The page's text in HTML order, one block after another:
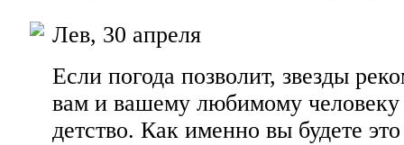
Лев, 30 апреля
Если погода позволит, звезды
вам и вашему любимому человеку
детство. Как именно вы будете